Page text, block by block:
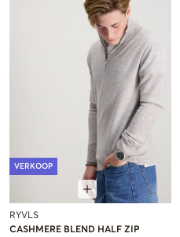
VERKOOP
RYVLS
CASHMERE BLEND HALF ZIP